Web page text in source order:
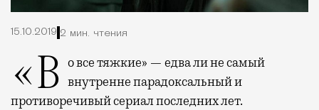
15.10.2019 2 мин. чтения
«Во все тяжкие» — едва ли не самый внутренне парадоксальный и
противоречивый сериал последних лет.